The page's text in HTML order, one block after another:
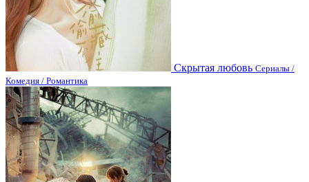
Скрытая любовь Сериалы /
Комедия / Романтика